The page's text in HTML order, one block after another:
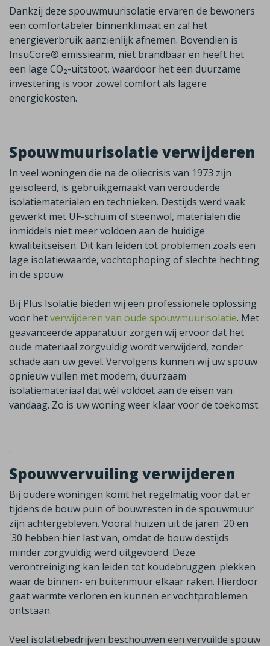
Dankzij deze spouwmuurisolatie ervaren de bewoners
een comfortabeler binnenklimaat en zal het
energieverbruik aanzienlijk afnemen. Bovendien is
InsuCore® emissiearm, niet brandbaar en heeft het
een lage CO₂-uitstoot, waardoor het een duurzame
investering is voor zowel comfort als lagere
energiekosten.
Spouwmuurisolatie verwijderen
In veel woningen die na de oliecrisis van 1973 zijn
geïsoleerd, is gebruikgemaakt van verouderde
isolatiematerialen en technieken. Destijds werd vaak
gewerkt met UF-schuim of steenwol, materialen die
inmiddels niet meer voldoen aan de huidige
kwaliteitseisen. Dit kan leiden tot problemen zoals een
lage isolatiewaarde, vochtophoping of slechte hechting
in de spouw.
Bij Plus Isolatie bieden wij een professionele oplossing
voor hetverwijderen van oude spouwmuurisolatie. Met
geavanceerde apparatuur zorgen wij ervoor dat het
oude materiaal zorgvuldig wordt verwijderd, zonder
schade aan uw gevel. Vervolgens kunnen wij uw spouw
opnieuw vullen met modern, duurzaam
isolatiemateriaal dat wél voldoet aan de eisen van
vandaag. Zo is uw woning weer klaar voor de toekomst.
.
Spouwvervuiling verwijderen
Bij oudere woningen komt het regelmatig voor dat er
tijdens de bouw puin of bouwresten in de spouwmuur
zijn achtergebleven. Vooral huizen uit de jaren '20 en
'30 hebben hier last van, omdat de bouw destijds
minder zorgvuldig werd uitgevoerd. Deze
verontreiniging kan leiden tot koudebruggen: plekken
waar de binnen- en buitenmuur elkaar raken. Hierdoor
gaat warmte verloren en kunnen er vochtproblemen
ontstaan.
Veel isolatiebedrijven beschouwen een vervuilde spouw